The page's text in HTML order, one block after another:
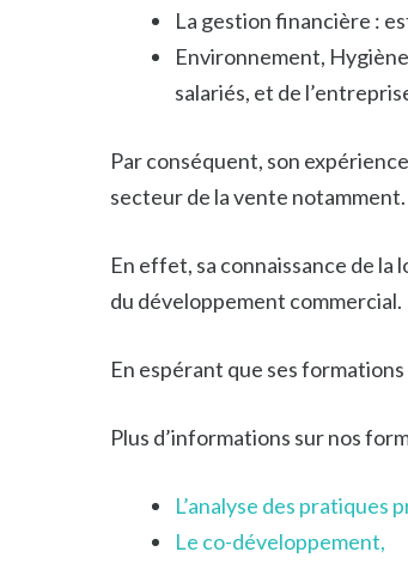
La gestion financière :
Environnement,
salariés, et de
Par conséquent, son
secteur de la vente notamment.
En effet, sa connaissance de
du développement commercial.
En espérant que ses
Plus d’informations sur nos
L’analyse des pratiques
Le co-développement,